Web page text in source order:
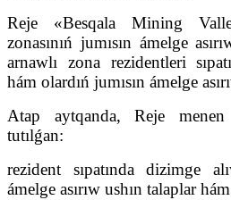
Reje «Besqala Mining
zonasınıń jumısın ámelge
arnawlı zona rezidentleri
hám olardıń jumısın ámelge
Atap aytqanda, Reje menen
tutılǵan:
rezident sıpatında dizimge
ámelge asırıw ushın talaplar